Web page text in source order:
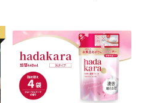
蓄 防災 エコ 消耗品 生活雑貨
生活用品 無香料 トイレット
ペーパー ダブル といれっと
ぺーぱー トイレ クレシア ト
イレットペーパー [BDBH002
-1]